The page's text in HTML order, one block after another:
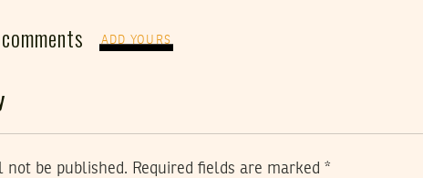
ADD YOURS
not be published. Required fields are marked*